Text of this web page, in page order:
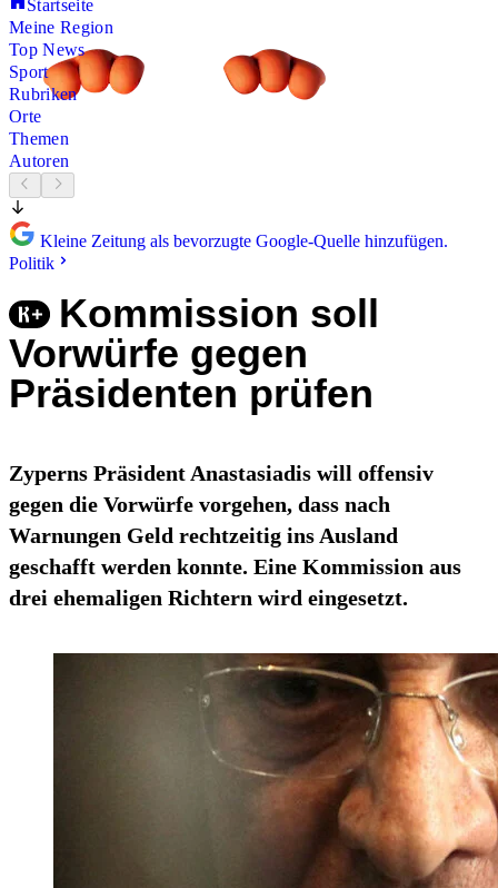
Startseite
Meine Region
Top News
Sport
Rubriken
Orte
Themen
Autoren
Kleine Zeitung als bevorzugte Google-Quelle hinzufügen.
Politik
Kommission soll
Vorwürfe gegen
Präsidenten prüfen
Zyperns Präsident Anastasiadis will offensiv
gegen die Vorwürfe vorgehen, dass nach
Warnungen Geld rechtzeitig ins Ausland
geschafft werden konnte. Eine Kommission aus
drei ehemaligen Richtern wird eingesetzt.